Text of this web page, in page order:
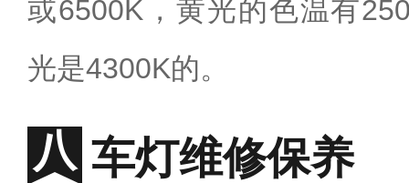
或6500K，黄光的色温有
光是4300K的。
车灯维修保养